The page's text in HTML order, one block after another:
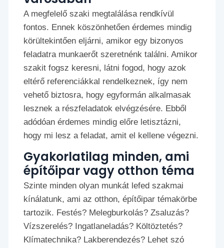
A megfelelő szaki megtalálása rendkívül
fontos. Ennek köszönhetően érdemes mindig
körültekintően eljárni, amikor egy bizonyos
feladatra munkaerőt szeretnénk találni. Amikor
szakit fogsz keresni, látni fogod, hogy azok
eltérő referenciákkal rendelkeznek, így nem
vehető biztosra, hogy egyformán alkalmasak
lesznek a részfeladatok elvégzésére. Ebből
adódóan érdemes mindig előre letisztázni,
hogy mi lesz a feladat, amit el kellene végezni.
Gyakorlatilag minden, ami
építőipar vagy otthon téma
Szinte minden olyan munkát lefed szakmai
kínálatunk, ami az otthon, építőipar témakörbe
tartozik. Festés? Melegburkolás? Zsaluzás?
Vízszerelés? Ingatlaneladás? Költöztetés?
Klímatechnika? Lakberendezés? Lehet szó